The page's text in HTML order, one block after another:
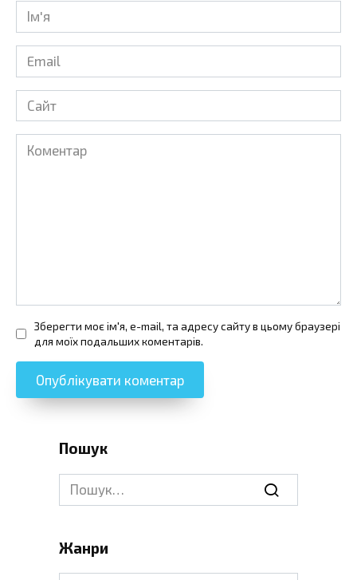
Ім'я
Email
Сайт
Коментар
Зберегти моє ім'я, e-mail, та адресу сайту в цьому браузері
для моїх подальших коментарів.
Пошук
Search
for:
Жанри